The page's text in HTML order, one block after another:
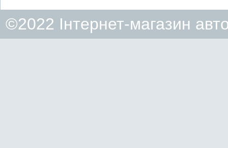
©2022 Інтернет-магазин